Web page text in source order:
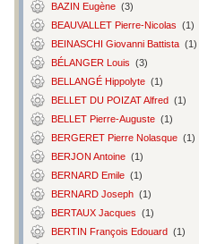
BAZIN Eugène (3)
BEAUVALLET Pierre-Nicolas (1)
BEINASCHI Giovanni Battista (1)
BÉLANGER Louis (3)
BELLANGÉ Hippolyte (1)
BELLET DU POIZAT Alfred (1)
BELLET Pierre-Auguste (1)
BERGERET Pierre Nolasque (1)
BERJON Antoine (1)
BERNARD Emile (1)
BERNARD Joseph (1)
BERTAUX Jacques (1)
BERTIN François Edouard (1)